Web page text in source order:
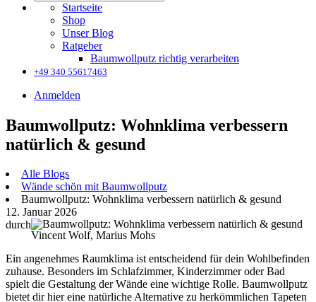
Startseite
Shop
Unser Blog
Ratgeber
Baumwollputz richtig verarbeiten
+49 340 55617463
Anmelden
Baumwollputz: Wohnklima verbessern
natürlich & gesund
Alle Blogs
Wände schön mit Baumwollputz
Baumwollputz: Wohnklima verbessern natürlich & gesund
12. Januar 2026
durch
Vincent Wolf, Marius Mohs
Ein angenehmes Raumklima ist entscheidend für dein Wohlbefinden
zuhause. Besonders im Schlafzimmer, Kinderzimmer oder Bad
spielt die Gestaltung der Wände eine wichtige Rolle. Baumwollputz
bietet dir hier eine natürliche Alternative zu herkömmlichen Tapeten